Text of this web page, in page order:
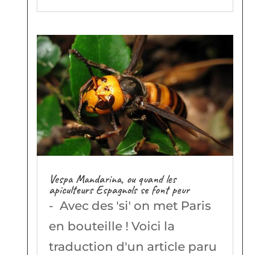
Vespa Mandarina, ou quand les
apiculteurs Espagnols se font peur
- Avec des 'si' on met Paris
en bouteille ! Voici la
traduction d'un article paru